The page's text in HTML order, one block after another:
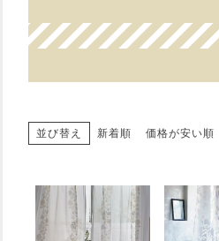
かんたん！オーダー注文へ
カーテン生地 無料サンプル
DESIGN LIFE
colne
遮光カーテン
100×135cm（遮光カーテン
100×200cm（遮光カーテン
100×178cm（厚地カーテン
レースカーテン
100×133cm(レースカーテン
170×220cm程度
防音ラグ
ラグのサイズの選び方
176×261cm（江戸間3畳）
タイルカーペット
玄関マット
約45×75cm
並び替え 新着順 価格が安い順